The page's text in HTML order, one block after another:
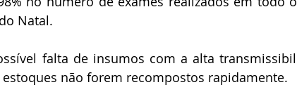
Natal.
falta de insumos com a alta
não forem recompostos rapidamente.